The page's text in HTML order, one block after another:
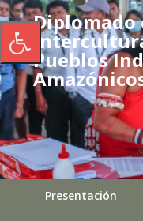
Diplomado
Pueblos
Presentación